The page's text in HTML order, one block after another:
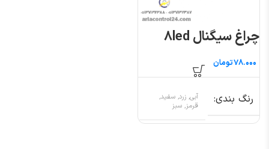
چراغ سیگنال ۸led
تومان
رنگ بندی
آبی, زرد, سفید,
قرمز, سبز